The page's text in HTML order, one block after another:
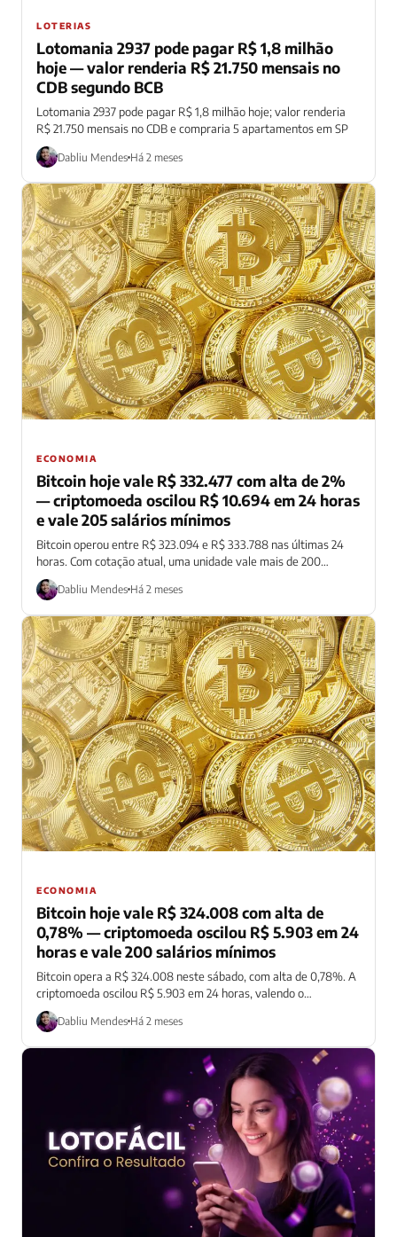
LOTERIAS
Lotomania 2937 pode pagar R$ 1,8 milhão
hoje — valor renderia R$ 21.750 mensais no
CDB segundo BCB
Lotomania 2937 pode pagar R$ 1,8 milhão hoje; valor renderia
R$ 21.750 mensais no CDB e compraria 5 apartamentos em SP
Dabliu Mendes Há 2 meses
ECONOMIA
Bitcoin hoje vale R$ 332.477 com alta de 2%
— criptomoeda oscilou R$ 10.694 em 24 horas
e vale 205 salários mínimos
Bitcoin operou entre R$ 323.094 e R$ 333.788 nas últimas 24
horas. Com cotação atual, uma unidade vale mais de 200
salários...
Dabliu Mendes Há 2 meses
ECONOMIA
Bitcoin hoje vale R$ 324.008 com alta de
0,78% — criptomoeda oscilou R$ 5.903 em 24
horas e vale 200 salários mínimos
Bitcoin opera a R$ 324.008 neste sábado, com alta de 0,78%. A
criptomoeda oscilou R$ 5.903 em 24 horas, valendo o
equivalente...
Dabliu Mendes Há 2 meses